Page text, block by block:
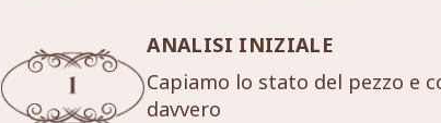
ANALISI INIZIALE
Capiamo lo stato del pezzo e
davvero